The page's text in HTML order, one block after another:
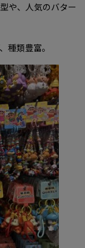
や、人気のバター
種類豊富。